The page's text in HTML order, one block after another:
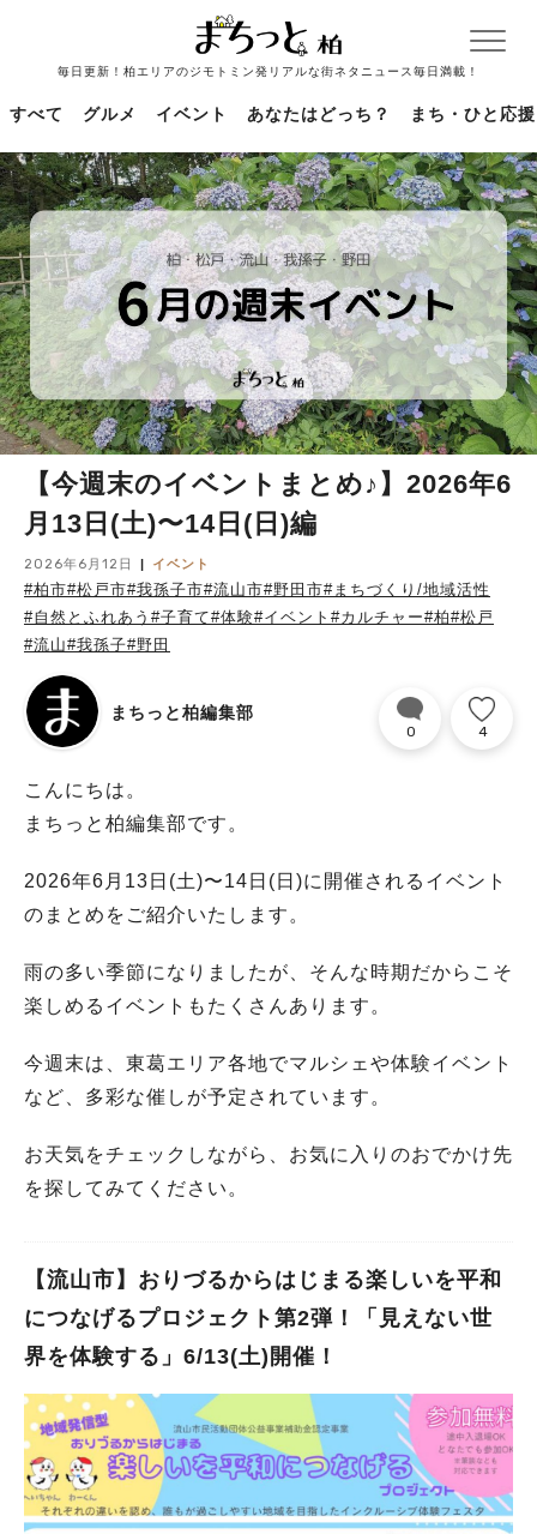
毎日更新！柏エリアのジモトミン発リアルな街ネタニュース毎日満載！
すべて グルメ イベント あなたはどっち？ まち・ひと応援
【今週末のイベントまとめ♪】2026年6
月13日(土)〜14日(日)編
2026年6月12日 イベント
#柏市#松戸市#我孫子市#流山市#野田市#まちづくり/地域活性
#自然とふれあう #子育て#体験#イベント #カルチャー#柏#松戸
#流山#我孫子#野田
まちっと柏編集部
0 4
こんにちは。
まちっと柏編集部です。
2026年6月13日(土)〜14日(日)に開催されるイベント
のまとめをご紹介いたします。
雨の多い季節になりましたが、そんな時期だからこそ
楽しめるイベントもたくさんあります。
今週末は、東葛エリア各地でマルシェや体験イベント
など、多彩な催しが予定されています。
お天気をチェックしながら、お気に入りのおでかけ先
を探してみてください。
【流山市】おりづるからはじまる楽しいを平和
につなげるプロジェクト第2弾！「見えない世
界を体験する」6/13(土)開催！